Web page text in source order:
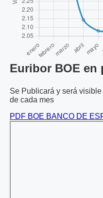
Euribor BOE en
Se Publicará y será
de cada mes
PDF BOE BANCO DE